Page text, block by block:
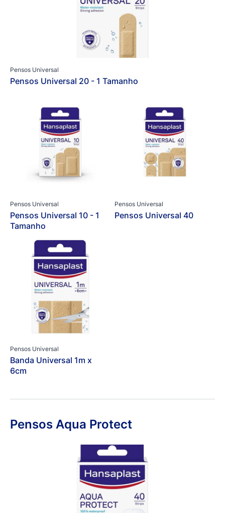
Pensos Universal
Pensos Universal 20 - 1 Tamanho
Pensos Universal
Pensos Universal 10 - 1
Tamanho
Pensos Universal
Pensos Universal 40
Pensos Universal
Banda Universal 1m x
6cm
Pensos Aqua Protect